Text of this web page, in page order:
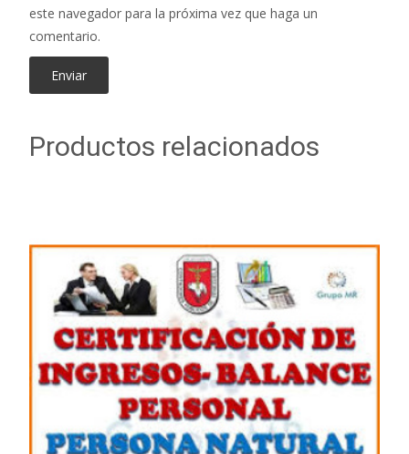
este navegador para la próxima vez que haga un
comentario.
Productos relacionados